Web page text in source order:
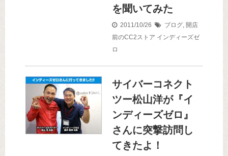
を聞いてみた
2011/10/26 ブログ, 開店
前のCC2ストア インディーズゼ
ロ
サイバーコネクト
ツー松山洋が『イ
ンディーズゼロ』
さんに突撃訪問し
てきたよ！